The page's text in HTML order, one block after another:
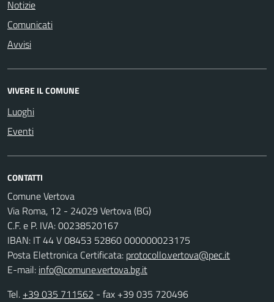
Notizie
Comunicati
Avvisi
VIVERE IL COMUNE
Luoghi
Eventi
CONTATTI
Comune Vertova
Via Roma, 12 - 24029 Vertova (BG)
C.F. e P. IVA: 00238520167
IBAN: IT 44 V 08453 52860 000000023175
Posta Elettronica Certificata: protocollo.vertova@pec.it
E-mail: info@comune.vertova.bg.it
Tel. +39 035 711562 - fax +39 035 720496